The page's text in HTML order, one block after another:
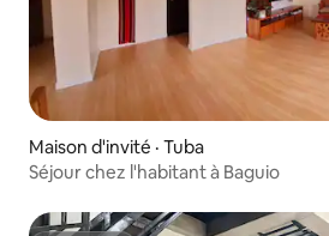
Maison d'invité · Tuba
Séjour chez l'habitant à Baguio